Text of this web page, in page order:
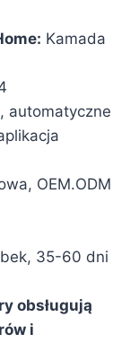
Kamada
automatyczne
OEM.ODM
35-60 dni
obsługują
i